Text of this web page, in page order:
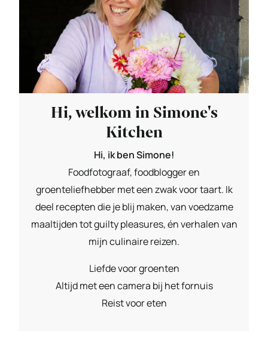
Hi, welkom in Simone's
Kitchen
Hi, ik ben Simone!
Foodfotograaf, foodblogger en
groenteliefhebber met een zwak voor taart. Ik
deel recepten die je blij maken, van voedzame
maaltijden tot guilty pleasures, én verhalen van
mijn culinaire reizen.
Liefde voor groenten
Altijd met een camera bij het fornuis
Reist voor eten